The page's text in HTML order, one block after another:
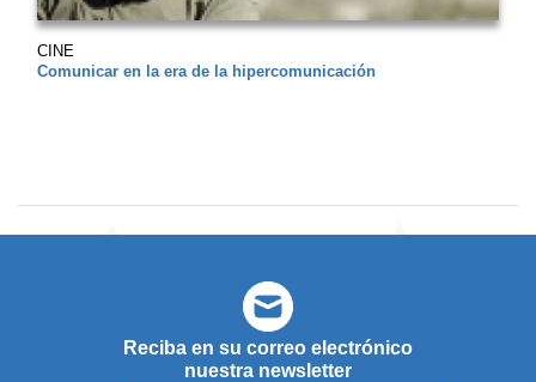
CINE
Comunicar en la era de la hipercomunicación
Reciba en su correo electrónico
nuestra newsletter